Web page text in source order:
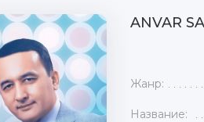
ANVAR
Жанр:
Название: